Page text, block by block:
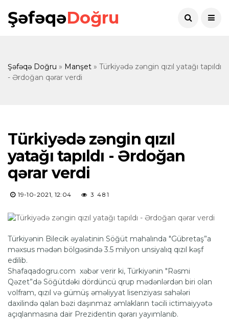
ŞəfəqəDoğru
Şəfəqə Doğru » Manşet » Türkiyədə zəngin qızıl yatağı tapıldı
- Ərdoğan qərar verdi
Türkiyədə zəngin qızıl
yatağı tapıldı - Ərdoğan
qərar verdi
19-10-2021, 12:04 3 481
Türkiyənin Bilecik əyalətinin Söğüt mahalında "Gübretaş”a
məxsus mədən bölgəsində 3.5 milyon unsiyalıq qızıl kəşf
edilib.
Shafaqadogru.com xəbər verir ki, Türkiyənin "Rəsmi
Qəzet”də Söğütdəki dördüncü qrup mədənlərdən biri olan
volfram, qızıl və gümüş əməliyyat lisenziyası sahələri
daxilində qalan bəzi daşınmaz əmlakların təcili ictimaiyyətə
açıqlanmasına dair Prezidentin qərarı yayımlanıb.